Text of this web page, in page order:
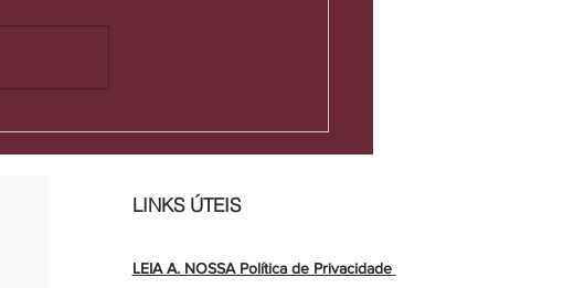
O luxo atual: tempo,
qualidade de vida e no
LINKS ÚTEIS
LEIA A. NOSSA Política de Privacidade